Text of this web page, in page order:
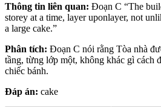
Thông tin liên quan: Đoạn C “The
storey at a time, layer uponlayer, not
a large cake.”
Phân tích: Đoạn C nói rằng Tòa nhà
tầng, từng lớp một, không khác gì cách
chiếc bánh.
Đáp án: cake